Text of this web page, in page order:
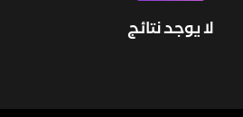
لا يوجد نتائج